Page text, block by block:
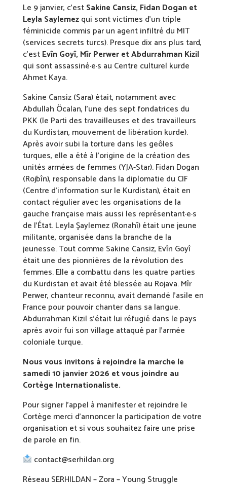
Le 9 janvier, c’estSakine Cansiz, Fidan Dogan et
Leyla Saylemezqui sont victimes d’un triple
féminicide commis par un agent infiltré du MIT
(services secrets turcs). Presque dix ans plus tard,
c’estEvîn Goyî, Mîr Perwer et Abdurrahman Kizil
qui sont assassiné·e·s au Centre culturel kurde
Ahmet Kaya.
Sakine Cansiz (Sara) était, notamment avec
Abdullah Öcalan, l’une des sept fondatrices du
PKK (le Parti des travailleuses et des travailleurs
du Kurdistan, mouvement de libération kurde).
Après avoir subi la torture dans les geôles
turques, elle a été à l’origine de la création des
unités armées de femmes (YJA-Star). Fidan Dogan
(Rojbîn), responsable dans la diplomatie du CIF
(Centre d’information sur le Kurdistan), était en
contact régulier avec les organisations de la
gauche française mais aussi les représentant·e·s
de l’État. Leyla Şaylemez (Ronahî) était une jeune
militante, organisée dans la branche de la
jeunesse. Tout comme Sakine Cansiz, Evîn Goyî
était une des pionnières de la révolution des
femmes. Elle a combattu dans les quatre parties
du Kurdistan et avait été blessée au Rojava. Mîr
Perwer, chanteur reconnu, avait demandé l’asile en
France pour pouvoir chanter dans sa langue.
Abdurrahman Kizil s’était lui réfugié dans le pays
après avoir fui son village attaqué par l’armée
coloniale turque.
Nous vous invitons à rejoindre la marche le
samedi 10 janvier 2026 et vous joindre au
Cortège Internationaliste.
Pour signer l’appel à manifester et rejoindre le
Cortège merci d’annoncer la participation de votre
organisation et si vous souhaitez faire une prise
de parole en fin.
contact@serhildan.org
Réseau SERHILDAN – Zora – Young Struggle